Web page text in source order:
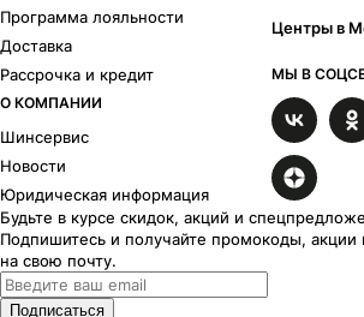
Программа лояльности
Доставка
Рассрочка и кредит
О КОМПАНИИ
Шинсервис
Новости
Юридическая информация
Центры в
МЫ В
Будьте в курсе скидок, акций и
Подпишитесь и получайте промокоды, акции
на свою почту.
Подписаться